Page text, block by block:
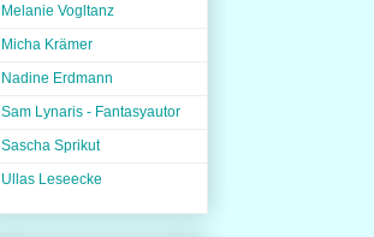
Melanie Vogltanz
Micha Krämer
Nadine Erdmann
Sam Lynaris - Fantasyautor
Sascha Sprikut
Ullas Leseecke